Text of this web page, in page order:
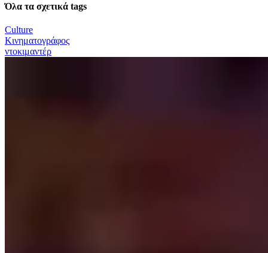
Όλα τα σχετικά tags
Culture
Κινηματογράφος
ντοκιμαντέρ